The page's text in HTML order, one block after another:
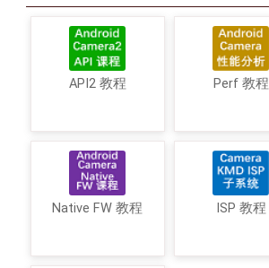
API2 教程 Perf 教程
Native FW 教程 ISP 教程